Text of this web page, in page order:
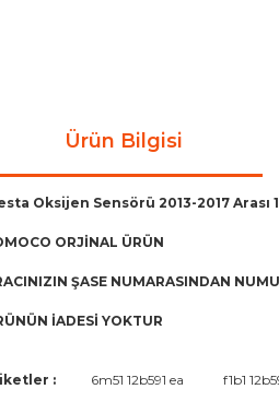
Ürün Bilgisi
Oksijen Sensörü 2013-2017 Arası
ORJİNAL ÜRÜN
ŞASE NUMARASINDAN
İADESİ YOKTUR
Bu ürünün fiyat bilgisi, resim, ürün
: 6m51 12b591 ea f1b1